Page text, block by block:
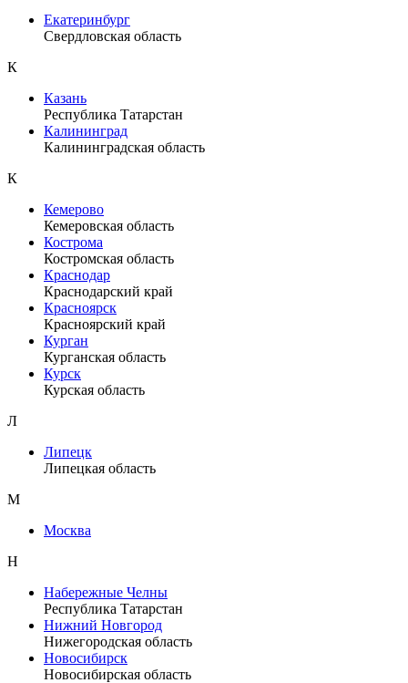
Екатеринбург
Свердловская область
К
Казань
Республика Татарстан
Калининград
Калининградская область
К
Кемерово
Кемеровская область
Кострома
Костромская область
Краснодар
Краснодарский край
Красноярск
Красноярский край
Курган
Курганская область
Курск
Курская область
Л
Липецк
Липецкая область
М
Москва
Н
Набережные Челны
Республика Татарстан
Нижний Новгород
Нижегородская область
Новосибирск
Новосибирская область